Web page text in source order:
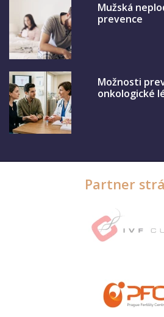
Mužská
prevence
Možnosti
onkologické
Partner